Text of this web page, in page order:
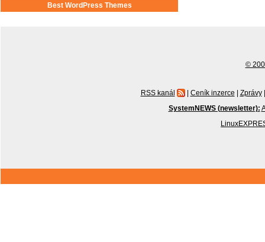
Best WordPress Themes
©
RSS kanál | Ceník inzerce | Zprávy |
SystemNEWS (newsletter):